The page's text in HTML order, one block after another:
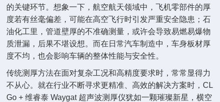
的关键环节。想象一下，航空航天领域中，飞机零部件的厚
度若有丝毫偏差，可能在高空飞行时引发严重安全隐患；石
油化工里，管道壁厚的不准确测量，或许会导致易燃易爆物
质泄漏，后果不堪设想。而在日常汽车制造中，车身板材厚
度不均，也会影响车辆的整体性能与安全性。
传统测厚方法在面对复杂工况和高精度要求时，常常显得力
不从心。就在行业不断寻求更精准、高效的解决方案时，CL
Go + 维睿泰 Waygat 超声波测厚仪犹如一颗璀璨新星，横空